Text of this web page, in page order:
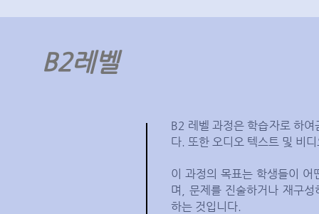
B2레벨
B2 레벨 과정은 학습자로 하
다. 또한 오디오 텍스트 및 비
이 과정의 목표는 학생들이 어
며, 문제를 진술하거나 재구
하는 것입니다.